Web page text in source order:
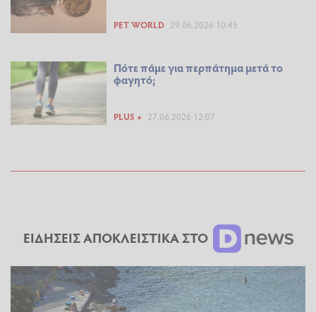
PET WORLD 29.06.2026 10:45
Πότε πάμε για περπάτημα μετά το
φαγητό;
PLUS + 27.06.2026 12:07
ΕΙΔΗΣΕΙΣ ΑΠΟΚΛΕΙΣΤΙΚΑ ΣΤΟ